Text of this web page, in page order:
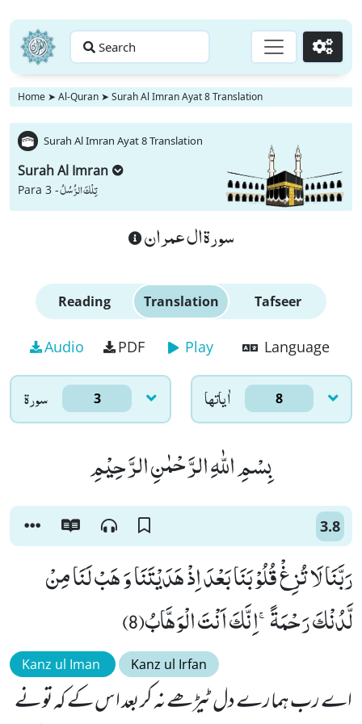
Search Go
Home ➤ Al-Quran ➤ Surah Al Imran Ayat 8 Translation
Surah Al Imran Ayat 8 Translation
Surah Al Imran
Para 3 -تِلْكَ الرُّسُلُ
سورة ال عمران
Reading Translation Tafseer
Audio PDF Play Language
سورۃ 3 اٰياتها 8
بِسْمِ اللّٰهِ الرَّحْمٰنِ الرَّحِیْمِ
3.8
رَبَّنَا لَا تُزِغْ قُلُوْبَنَا بَعْدَ اِذْ هَدَیْتَنَا وَ هَبْ لَنَا مِنْ
لَّدُنْكَ رَحْمَةًۚ-اِنَّكَ اَنْتَ الْوَهَّابُ(8)
Kanz ul Iman Kanz ul Irfan
اے رب ہمارے دل ٹیڑھے نہ کر بعد اس کے کہ تو نے